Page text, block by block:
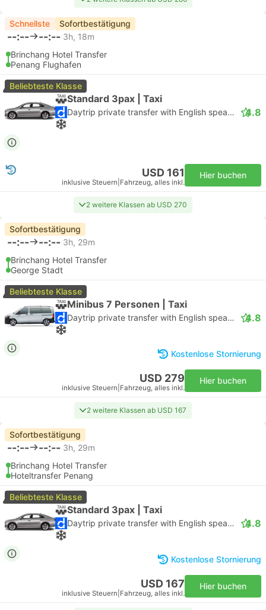
Schnellste Sofortbestätigung
--:-- --:-- 3h, 18m
Brinchang Hotel Transfer
Penang Flughafen
Beliebteste Klasse
Standard 3pax | Taxi
Daytrip private transfer with English speaking driver 4.8
USD 161
inklusive Steuern Fahrzeug, alles inkl.
Hier buchen
2 weitere Klassen ab USD 270
Sofortbestätigung
--:-- --:-- 3h, 29m
Brinchang Hotel Transfer
George Stadt
Beliebteste Klasse
Minibus 7 Personen | Taxi
Daytrip private transfer with English speaking driver 4.8
Kostenlose Stornierung
USD 279
inklusive Steuern Fahrzeug, alles inkl.
Hier buchen
2 weitere Klassen ab USD 167
Sofortbestätigung
--:-- --:-- 3h, 29m
Brinchang Hotel Transfer
Hoteltransfer Penang
Beliebteste Klasse
Standard 3pax | Taxi
Daytrip private transfer with English speaking driver 4.8
Kostenlose Stornierung
USD 167
inklusive Steuern Fahrzeug, alles inkl.
Hier buchen